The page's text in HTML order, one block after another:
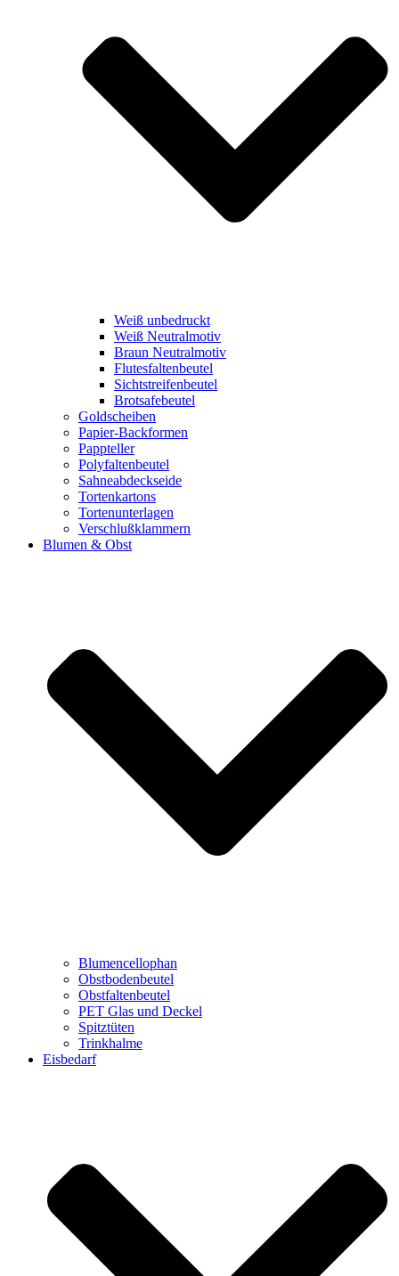
Weiß unbedruckt
Weiß Neutralmotiv
Braun Neutralmotiv
Flutesfaltenbeutel
Sichtstreifenbeutel
Brotsafebeutel
Goldscheiben
Papier-Backformen
Pappteller
Polyfaltenbeutel
Sahneabdeckseide
Tortenkartons
Tortenunterlagen
Verschlußklammern
Blumen & Obst
Blumencellophan
Obstbodenbeutel
Obstfaltenbeutel
PET Glas und Deckel
Spitztüten
Trinkhalme
Eisbedarf